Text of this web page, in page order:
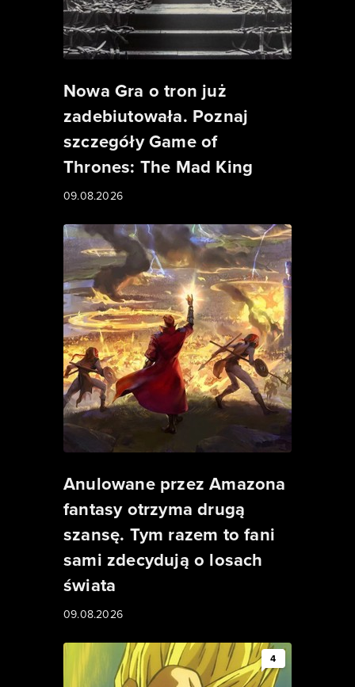
Nowa Gra o tron już
zadebiutowała. Poznaj
szczegóły Game of
Thrones: The Mad King
09.08.2026
Anulowane przez Amazona
fantasy otrzyma drugą
szansę. Tym razem to fani
sami zdecydują o losach
świata
09.08.2026
4